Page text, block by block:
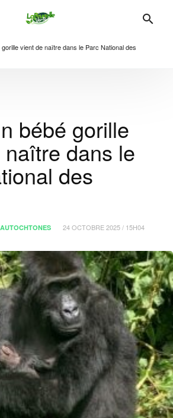
vient de naître dans le Parc National des
bébé gorille
dans le
des
24 OCTOBRE 2025 / 15H04